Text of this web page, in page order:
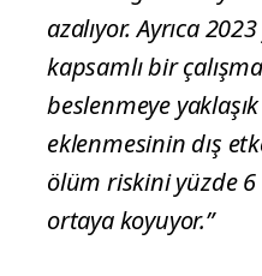
azalıyor. Ayrıca
kapsamlı bir
beslenmeye
eklenmesinin dış
ölüm riskini yüzde 6
ortaya koyuyor.”